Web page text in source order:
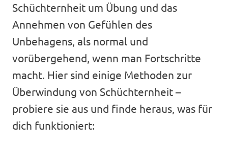
Schüchternheit um Übung und das
Annehmen von Gefühlen des
Unbehagens, als normal und
vorübergehend, wenn man Fortschritte
macht. Hier sind einige Methoden zur
Überwindung von Schüchternheit –
probiere sie aus und finde heraus, was für
dich funktioniert: